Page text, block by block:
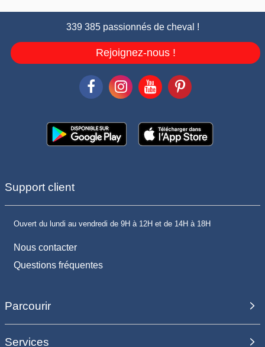
339 385 passionnés de cheval !
Rejoignez-nous !
Support client
Ouvert du lundi au vendredi de 9H à 12H et de 14H à 18H
Nous contacter
Questions fréquentes
Parcourir
Services